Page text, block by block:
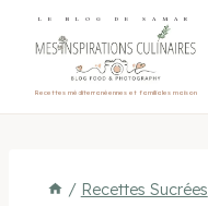
LE BLOG DE SAMAR
Recettes méditerranéennes et familiales maison
/ Recettes Sucrées